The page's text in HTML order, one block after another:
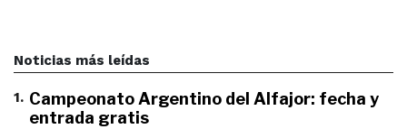
Noticias más leídas
1. Campeonato Argentino del Alfajor: fecha y
entrada gratis